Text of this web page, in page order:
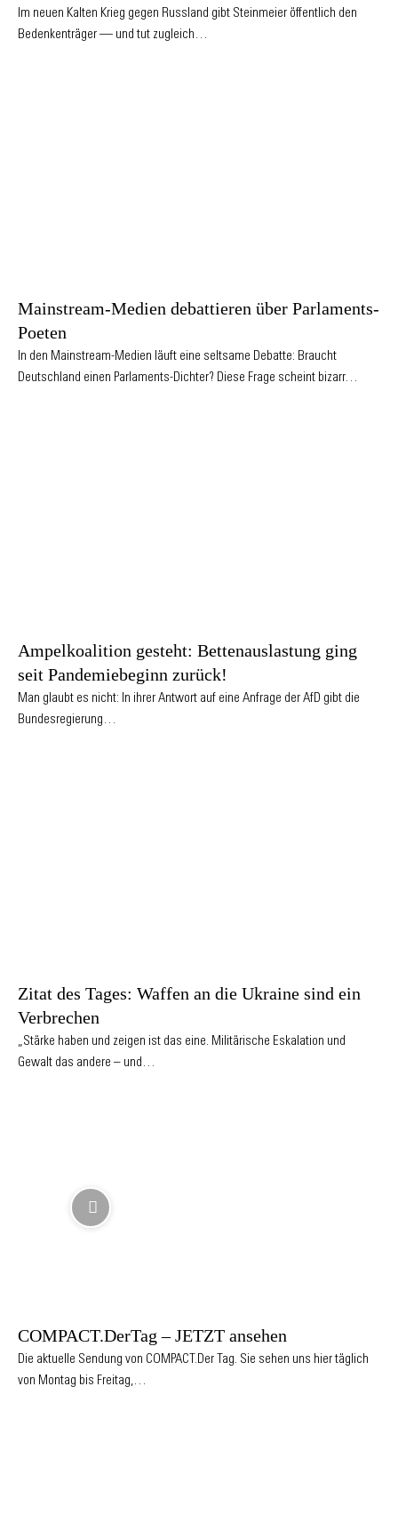
Im neuen Kalten Krieg gegen Russland gibt Steinmeier öffentlich den
Bedenkenträger — und tut zugleich…
Mainstream-Medien debattieren über Parlaments-
Poeten
In den Mainstream-Medien läuft eine seltsame Debatte: Braucht
Deutschland einen Parlaments-Dichter? Diese Frage scheint bizarr…
Ampelkoalition gesteht: Bettenauslastung ging
seit Pandemiebeginn zurück!
Man glaubt es nicht: In ihrer Antwort auf eine Anfrage der AfD gibt die
Bundesregierung…
Zitat des Tages: Waffen an die Ukraine sind ein
Verbrechen
„Stärke haben und zeigen ist das eine. Militärische Eskalation und
Gewalt das andere – und…
COMPACT.DerTag – JETZT ansehen
Die aktuelle Sendung von COMPACT.Der Tag. Sie sehen uns hier täglich
von Montag bis Freitag,…